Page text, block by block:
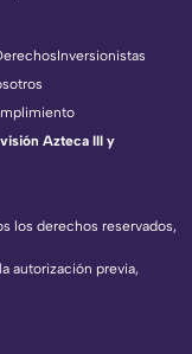
los derechos reservados,
autorización previa,
Inversionistas
Azteca III y